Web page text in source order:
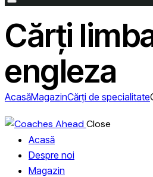
Cărți
engleza
AcasăMagazinCărți de specialitate
Close
Acasă
Despre noi
Magazin